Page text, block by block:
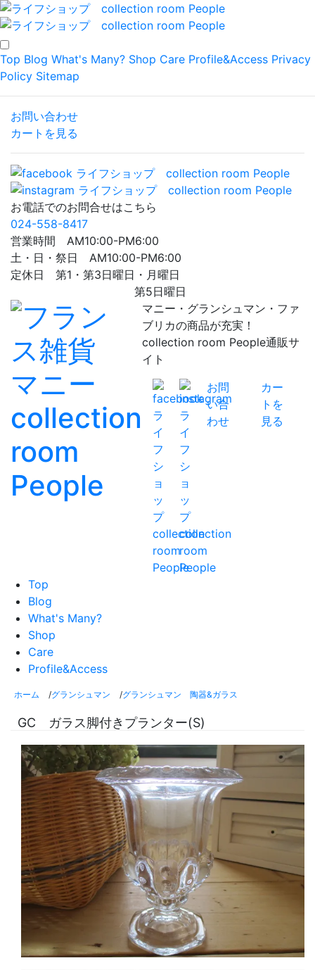
Top Blog What's Many? Shop Care Profile&Access Privacy
Policy Sitemap
お問い合わせ
カートを見る
お電話でのお問合せはこちら
024-558-8417
営業時間 AM10:00-PM6:00
土・日・祭日 AM10:00-PM6:00
定休日 第1・第3日曜日・月曜日
第5日曜日
マニー・グランシュマン・ファ
ブリカの商品が充実！
collection room People通販サ
イト
お問
い合
わせ
カー
トを
見る
Top
Blog
What's Many?
Shop
Care
Profile&Access
ホーム /グランシュマン /グランシュマン 陶器&ガラス
GC ガラス脚付きプランター(S)